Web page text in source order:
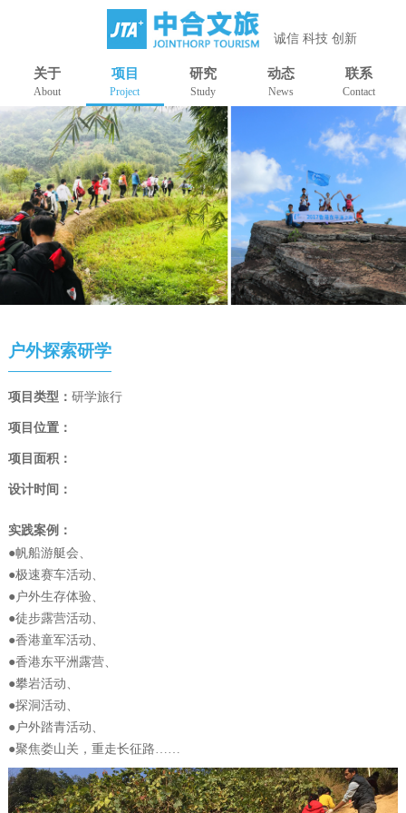
诚信 科技 创新
关于
About
项目
Project
研究
Study
动态
News
联系
Contact
户外探索研学
项目类型： 研学旅行
项目位置：
项目面积：
设计时间：
实践案例：
●帆船游艇会、
●极速赛车活动、
●户外生存体验、
●徒步露营活动、
●香港童军活动、
●香港东平洲露营、
●攀岩活动、
●探洞活动、
●户外踏青活动、
●聚焦娄山关，重走长征路